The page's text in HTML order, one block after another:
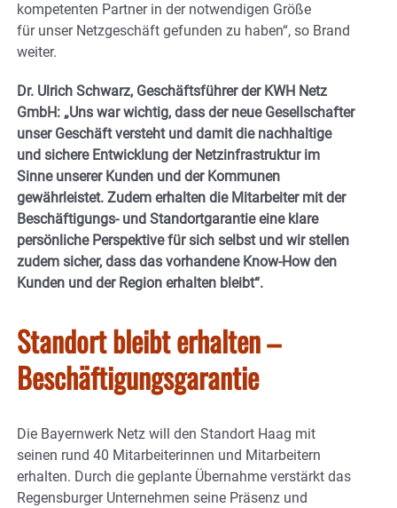
kompetenten Partner in der notwendigen Größe
für unser Netzgeschäft gefunden zu haben“, so Brand
weiter.
Dr. Ulrich Schwarz, Geschäftsführer der KWH Netz
GmbH: „Uns war wichtig, dass der neue Gesellschafter
unser Geschäft versteht und damit die nachhaltige
und sichere Entwicklung der Netzinfrastruktur im
Sinne unserer Kunden und der Kommunen
gewährleistet. Zudem erhalten die Mitarbeiter mit der
Beschäftigungs- und Standortgarantie eine klare
persönliche Perspektive für sich selbst und wir stellen
zudem sicher, dass das vorhandene Know-How den
Kunden und der Region erhalten bleibt“.
Standort bleibt erhalten –
Beschäftigungsgarantie
Die Bayernwerk Netz will den Standort Haag mit
seinen rund 40 Mitarbeiterinnen und Mitarbeitern
erhalten. Durch die geplante Übernahme verstärkt das
Regensburger Unternehmen seine Präsenz und